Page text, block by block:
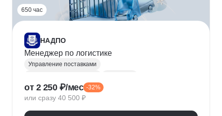
650 час
НАДПО
Менеджер по логистике
Управление поставками
Стратегическое управление
Управление запасами
от 2 250 ₽/мес -32%
или сразу 40 500 ₽